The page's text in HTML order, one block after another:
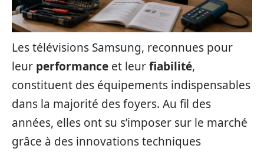
Les télévisions Samsung, reconnues pour
leur performance et leurfiabilité,
constituent des équipements indispensables
dans la majorité des foyers. Au fil des
années, elles ont su s’imposer sur le marché
grâce à des innovations techniques